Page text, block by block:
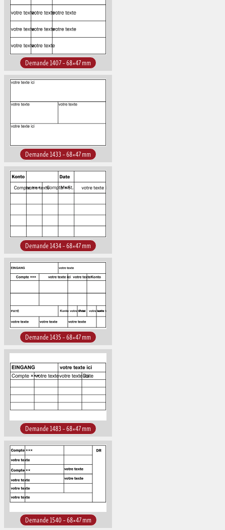
Demande 1407 – 68×47 mm
Demande 1433 – 68×47 mm
Demande 1434 – 68×47 mm
Demande 1435 – 68×47 mm
Demande 1483 – 68×47 mm
Demande 1540 – 68×47 mm